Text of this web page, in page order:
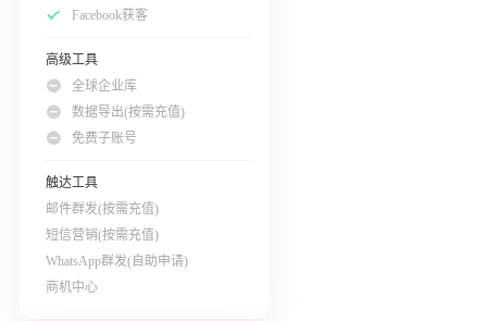
Facebook获客
高级工具
全球企业库
数据导出(按需充值)
免费子账号
触达工具
邮件群发(按需充值)
短信营销(按需充值)
WhatsApp群发(自助申请)
商机中心